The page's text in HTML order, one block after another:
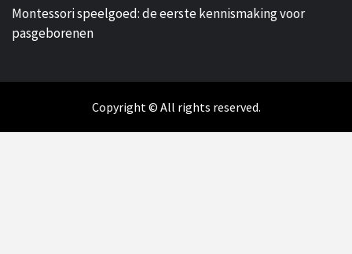
Montessori speelgoed: de eerste kennismaking voor
pasgeborenen
Copyright © All rights reserved.